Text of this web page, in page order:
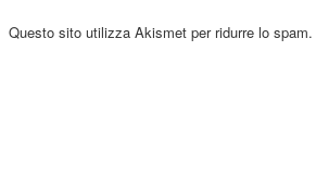
Questo sito utilizza Akismet per ridurre lo spam.